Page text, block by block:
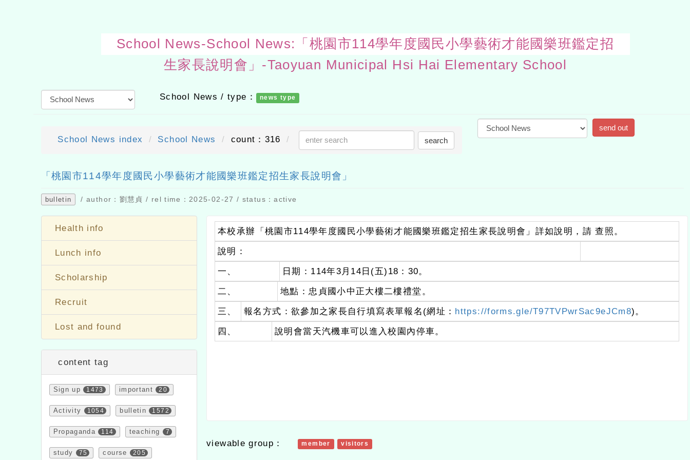
School News-School News:「桃園市114學年度國民小學藝術才能國樂班鑑定招
School News / type： news type
School News index School News count：316 search
send out
「桃園市114學年度國民小學藝術才能國樂班鑑定招生家長說明會」
bulletin / author：劉慧貞 / rel time：2025-02-27 / status：active
Health info
Lunch info
Scholarship
Recruit
Lost and found
content tag
Sign up 1473 important 20
Activity 1054 bulletin 1572
Propaganda 114 teaching
本校承辦「桃園市114學年度國民小學藝術才能國樂班鑑定招生家長說明會」詳如說明，請 查照。
說明：
一、 日期：114年3月14日(五)18：30。
二、 地點：忠貞國小中正大樓二樓禮堂。
三、 報名方式：欲參加之家長自行填寫表單報名(網址：